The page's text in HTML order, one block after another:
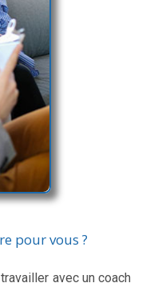
pour vous ?
avec un coach